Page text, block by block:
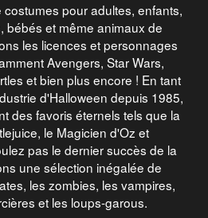
pour adultes, enfants,
bébés et même animaux de
les licences et personnages
Avengers, Star Wars,
et bien plus encore ! En tant
d'Halloween depuis 1985,
des favoris éternels tels que la
le Magicien d'Oz et
pas le dernier succès de la
une sélection inégalée de
les zombies, les vampires,
et les loups-garous.